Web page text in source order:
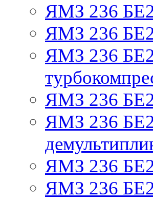
ЯМЗ 236
ЯМЗ 236
ЯМЗ 236 БЕ2
ЯМЗ 236 БЕ2
ЯМЗ 236 БЕ2
ЯМЗ 236 БЕ2
ЯМЗ 236 БЕ2